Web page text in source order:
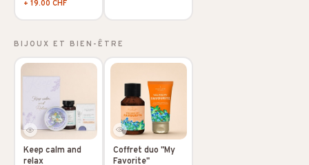
+ 19.00 CHF
BIJOUX ET BIEN-ÊTRE
Keep calm and
relax
Coffret duo "My
Favorite"